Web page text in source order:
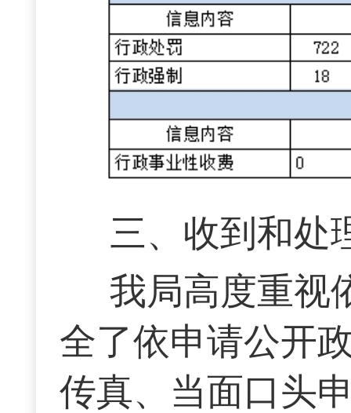
三、收到和处
我局高度重视
全了依申请公开
传真、当面口头